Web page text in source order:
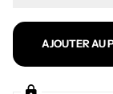
AJOUTER AU